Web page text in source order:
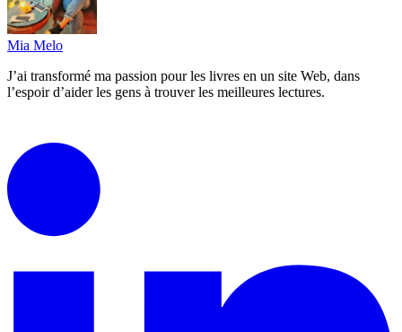
Mia Melo
J’ai transformé ma passion pour les livres en un site Web, dans
l’espoir d’aider les gens à trouver les meilleures lectures.